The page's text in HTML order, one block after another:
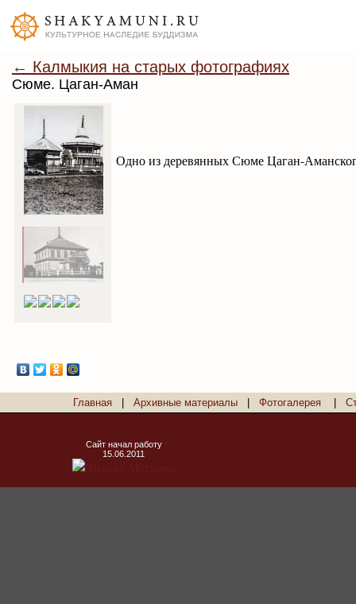
← Калмыкия на старых фотографиях
Сюме. Цаган-Аман
Одно из деревянных Сюме Цаган-
Главная Архивные материалы Фотогалерея
Сайт начал работу
15.06.2011